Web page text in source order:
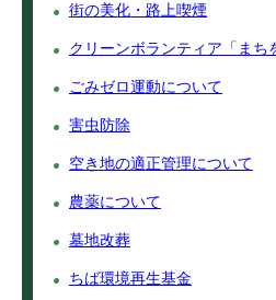
街の美化・路上喫煙
クリーンボランティア「まち
ごみゼロ運動について
害虫防除
空き地の適正管理について
農薬について
墓地改葬
ちば環境再生基金